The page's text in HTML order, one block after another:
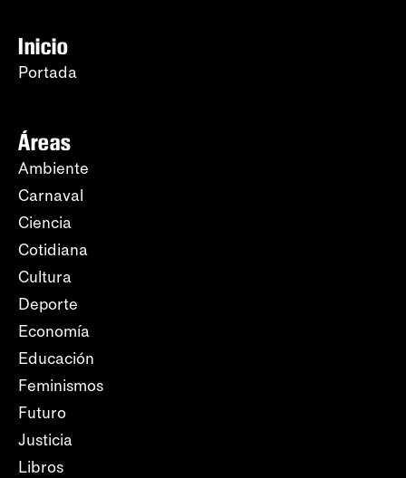
Inicio
Portada
Áreas
Ambiente
Carnaval
Ciencia
Cotidiana
Cultura
Deporte
Economía
Educación
Feminismos
Futuro
Justicia
Libros